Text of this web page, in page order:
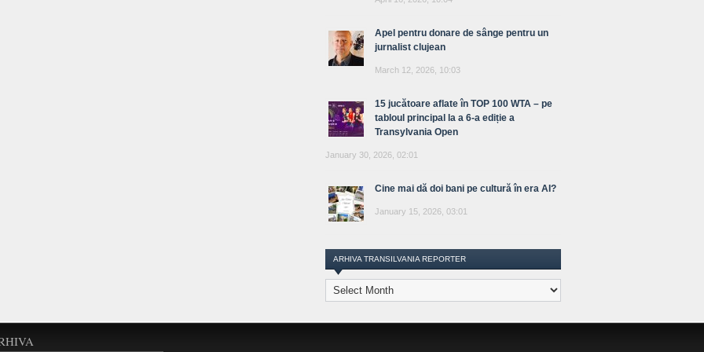
Apel pentru donare de sânge pentru un
jurnalist clujean
March 12, 2026, 10:03
15 jucătoare aflate în TOP 100 WTA – pe
tabloul principal la a 6-a ediție a
Transylvania Open
January 30, 2026, 02:01
Cine mai dă doi bani pe cultură în era AI?
January 15, 2026, 03:01
ARHIVA TRANSILVANIA REPORTER
Arhiva
Transilvania